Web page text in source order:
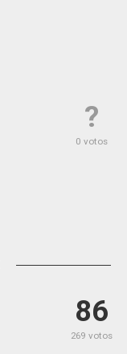
?
0 votos
86
269 votos